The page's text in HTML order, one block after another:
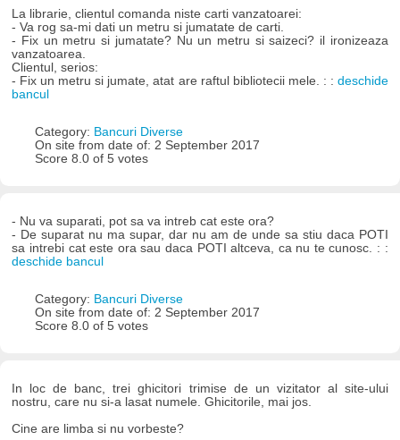
La librarie, clientul comanda niste carti vanzatoarei:
- Va rog sa-mi dati un metru si jumatate de carti.
- Fix un metru si jumatate? Nu un metru si saizeci? il ironizeaza
vanzatoarea.
Clientul, serios:
- Fix un metru si jumate, atat are raftul bibliotecii mele. : : deschide
bancul
Category: Bancuri Diverse
On site from date of: 2 September 2017
Score 8.0 of 5 votes
- Nu va suparati, pot sa va intreb cat este ora?
- De suparat nu ma supar, dar nu am de unde sa stiu daca POTI
sa intrebi cat este ora sau daca POTI altceva, ca nu te cunosc. : :
deschide bancul
Category: Bancuri Diverse
On site from date of: 2 September 2017
Score 8.0 of 5 votes
In loc de banc, trei ghicitori trimise de un vizitator al site-ului
nostru, care nu si-a lasat numele. Ghicitorile, mai jos.
Cine are limba si nu vorbeste?